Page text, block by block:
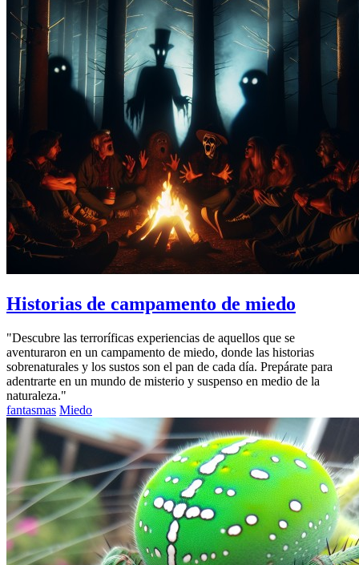
Historias de campamento de miedo
"Descubre las terroríficas experiencias de aquellos que se
aventuraron en un campamento de miedo, donde las historias
sobrenaturales y los sustos son el pan de cada día. Prepárate para
adentrarte en un mundo de misterio y suspenso en medio de la
naturaleza."
fantasmas Miedo